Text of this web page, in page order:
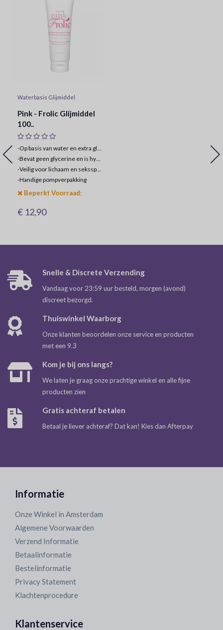
Waterbasis Glijmiddel
Pink - Frolic Glijmiddel
100..
-Op basis van water en extra glad
-Bevat geen glycerine en is hypo-allergeen
-Veilig voor lichaam en seksspeeltjes
-Handige pompverpakking
Beperkt Voorraad:
€ 12,90
Snelle & Discrete Verzending
Vandaag voor 23:59 uur besteld, morgen (avond)
discreet bezorgd.
Thuiswinkel Waarborg
Onze klanten beoordelen onze service en producten
met een 9.3
Kom je bij ons langs?
We laten je graag onze prachtige winkel en alle fijne
producten zien
Gratis achteraf betalen
Betaal je liever achteraf? Dat kan! Kies dan Afterpay
Informatie
Onze Winkel in Amsterdam
Algemene Voorwaarden
Verzend Informatie
Betaalinformatie
Bestelinformatie
Privacy Statement
Klachtenprocedure
Klantenservice